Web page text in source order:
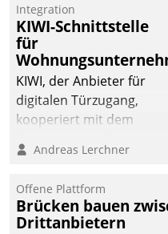
Integration
KIWI-Schnittstelle
für
KIWI, der Anbieter für
digitalen Türzugang,
kooperiert mit dem
Softwareentwicklungshaus
Andreas Lerchner
Offene Plattform
Brücken bauen
Drittanbietern